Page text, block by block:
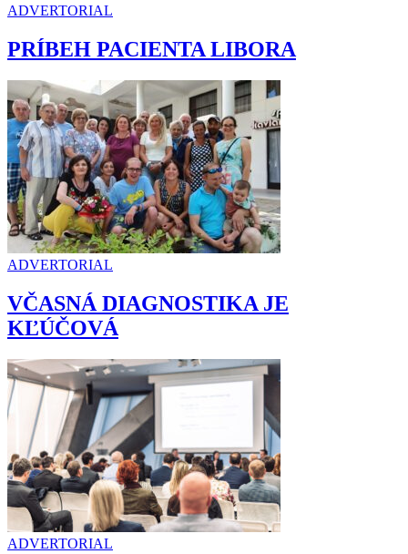
ADVERTORIAL
PRÍBEH PACIENTA LIBORA
ADVERTORIAL
VČASNÁ DIAGNOSTIKA JE
KĽÚČOVÁ
ADVERTORIAL